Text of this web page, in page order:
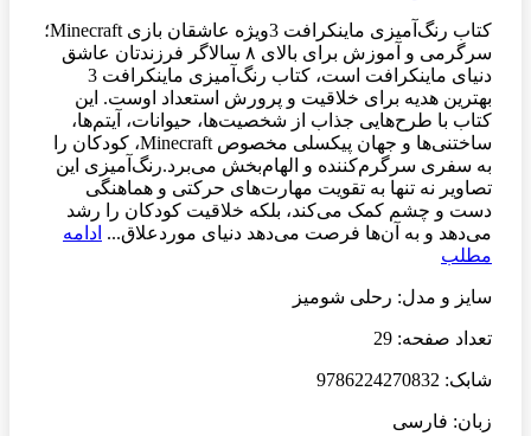
کتاب رنگ‌آمیزی ماینکرافت 3ویژه عاشقان بازی Minecraft؛
سرگرمی و آموزش برای بالای ۸ سالاگر فرزندتان عاشق
دنیای ماینکرافت است، کتاب رنگ‌آمیزی ماینکرافت 3
بهترین هدیه برای خلاقیت و پرورش استعداد اوست. این
کتاب با طرح‌هایی جذاب از شخصیت‌ها، حیوانات، آیتم‌ها،
ساختنی‌ها و جهان پیکسلی مخصوص Minecraft، کودکان را
به سفری سرگرم‌کننده و الهام‌بخش می‌برد.رنگ‌آمیزی این
تصاویر نه تنها به تقویت مهارت‌های حرکتی و هماهنگی
دست و چشم کمک می‌کند، بلکه خلاقیت کودکان را رشد
می‌دهد و به آن‌ها فرصت می‌دهد دنیای موردعلاق... ادامه
مطلب
سایز و مدل: رحلی شومیز
تعداد صفحه: 29
شابک: 9786224270832
زبان: فارسی